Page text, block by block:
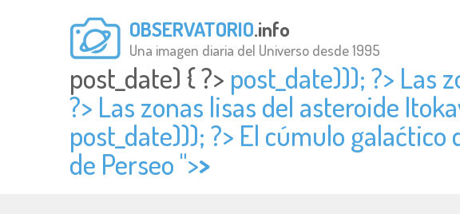
OBSERVATORIO.info
Una imagen diaria del Universo desde 1995
post_date) { ?> post_date))); ?> Las
?> Las zonas lisas del asteroide
post_date))); ?> El cúmulo galaćtico
de Perseo ">>